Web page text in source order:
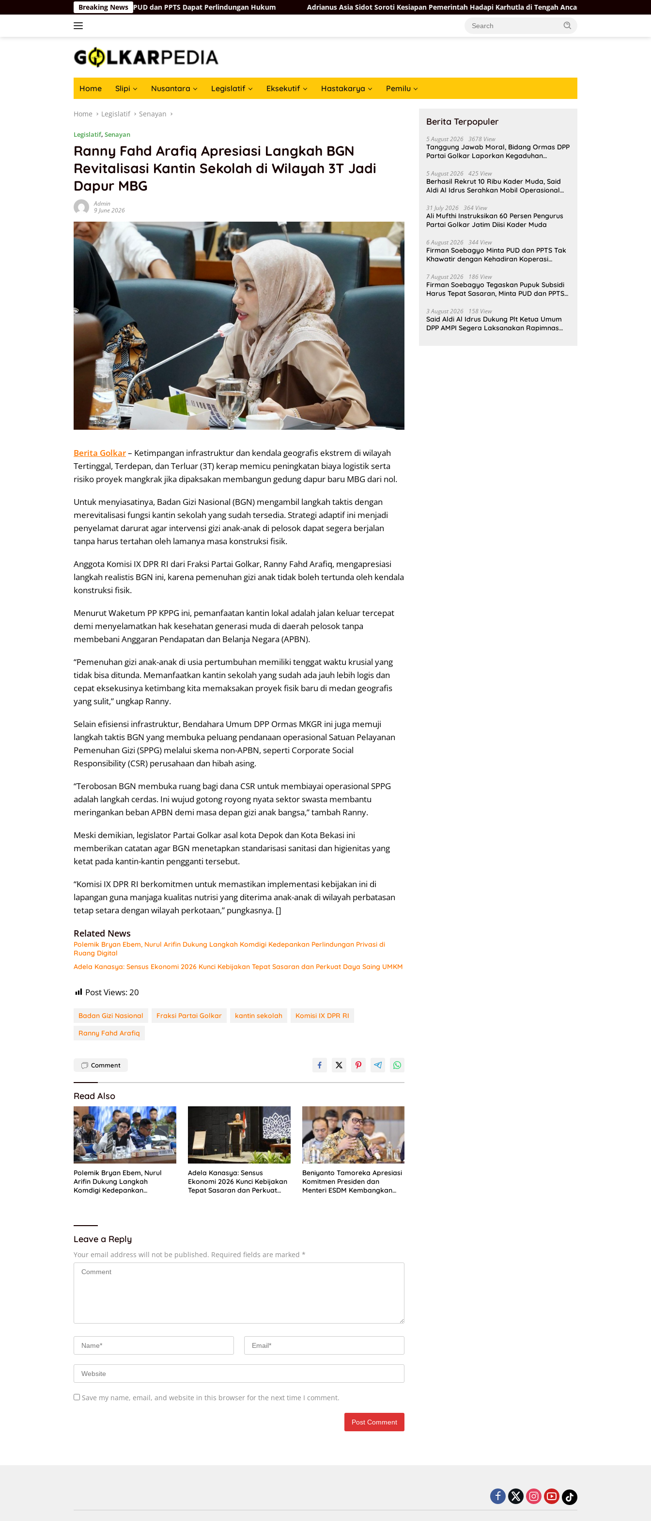
to
Breaking News
Tepat Sasaran, Minta PUD dan PPTS Dapat Perlindungan Hukum Adrianus Asia Sidot Soroti Kesiapan Pemerintah Hadapi Karhutla di Tengah Ancaman El Nino
Home Slipi Nusantara Legislatif Eksekutif Hastakarya Pemilu
Home Legislatif Senayan
Legislatif, Senayan
Ranny Fahd Arafiq Apresiasi Langkah BGN
Revitalisasi Kantin Sekolah di Wilayah 3T Jadi
Dapur MBG
Admin
9 June 2026
Berita Golkar– Ketimpangan infrastruktur dan kendala geografis ekstrem di wilayah
Tertinggal, Terdepan, dan Terluar (3T) kerap memicu peningkatan biaya logistik serta
risiko proyek mangkrak jika dipaksakan membangun gedung dapur baru MBG dari nol.
Untuk menyiasatinya, Badan Gizi Nasional (BGN) mengambil langkah taktis dengan
merevitalisasi fungsi kantin sekolah yang sudah tersedia. Strategi adaptif ini menjadi
penyelamat darurat agar intervensi gizi anak-anak di pelosok dapat segera berjalan
tanpa harus tertahan oleh lamanya masa konstruksi fisik.
Anggota Komisi IX DPR RI dari Fraksi Partai Golkar, Ranny Fahd Arafiq, mengapresiasi
langkah realistis BGN ini, karena pemenuhan gizi anak tidak boleh tertunda oleh kendala
konstruksi fisik.
Menurut Waketum PP KPPG ini, pemanfaatan kantin lokal adalah jalan keluar tercepat
demi menyelamatkan hak kesehatan generasi muda di daerah pelosok tanpa
membebani Anggaran Pendapatan dan Belanja Negara (APBN).
“Pemenuhan gizi anak-anak di usia pertumbuhan memiliki tenggat waktu krusial yang
tidak bisa ditunda. Memanfaatkan kantin sekolah yang sudah ada jauh lebih logis dan
cepat eksekusinya ketimbang kita memaksakan proyek fisik baru di medan geografis
yang sulit,” ungkap Ranny.
Selain efisiensi infrastruktur, Bendahara Umum DPP Ormas MKGR ini juga memuji
langkah taktis BGN yang membuka peluang pendanaan operasional Satuan Pelayanan
Pemenuhan Gizi (SPPG) melalui skema non-APBN, seperti Corporate Social
Responsibility (CSR) perusahaan dan hibah asing.
“Terobosan BGN membuka ruang bagi dana CSR untuk membiayai operasional SPPG
adalah langkah cerdas. Ini wujud gotong royong nyata sektor swasta membantu
meringankan beban APBN demi masa depan gizi anak bangsa,” tambah Ranny.
Meski demikian, legislator Partai Golkar asal kota Depok dan Kota Bekasi ini
memberikan catatan agar BGN menetapkan standarisasi sanitasi dan higienitas yang
ketat pada kantin-kantin pengganti tersebut.
“Komisi IX DPR RI berkomitmen untuk memastikan implementasi kebijakan ini di
lapangan guna manjaga kualitas nutrisi yang diterima anak-anak di wilayah perbatasan
tetap setara dengan wilayah perkotaan,” pungkasnya. []
Related News
Polemik Bryan Ebem, Nurul Arifin Dukung Langkah Komdigi Kedepankan Perlindungan Privasi di
Ruang Digital
Adela Kanasya: Sensus Ekonomi 2026 Kunci Kebijakan Tepat Sasaran dan Perkuat Daya Saing UMKM
Post Views:20
Badan Gizi Nasional Fraksi Partai Golkar kantin sekolah
Komisi IX DPR RI
Ranny Fahd Arafiq
Comment
Read Also
Polemik Bryan Ebem, Nurul
Arifin Dukung Langkah
Komdigi Kedepankan
Adela Kanasya: Sensus
Ekonomi 2026 Kunci Kebijakan
Tepat Sasaran dan Perkuat
Beniyanto Tamoreka Apresiasi
Komitmen Presiden dan
Menteri ESDM Kembangkan
Leave a Reply
Your email address will not be published. Required fields are marked *
Save my name, email, and website in this browser for the next time I comment.
Berita Terpopuler
5 August 2026 3678 View
Tanggung Jawab Moral, Bidang Ormas DPP
Partai Golkar Laporkan Kegaduhan
5 August 2026 425 View
Berhasil Rekrut 10 Ribu Kader Muda, Said
Aldi Al Idrus Serahkan Mobil Operasional
31 July 2026 364 View
Ali Mufthi Instruksikan 60 Persen Pengurus
Partai Golkar Jatim Diisi Kader Muda
6 August 2026 344 View
Firman Soebagyo Minta PUD dan PPTS Tak
Khawatir dengan Kehadiran Koperasi
7 August 2026 186 View
Firman Soebagyo Tegaskan Pupuk Subsidi
Harus Tepat Sasaran, Minta PUD dan PPTS
3 August 2026 158 View
Said Aldi Al Idrus Dukung Plt Ketua Umum
DPP AMPI Segera Laksanakan Rapimnas